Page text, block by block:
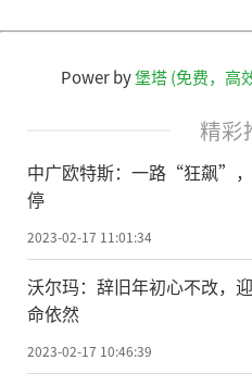
Power by堡塔 (免费，高
精彩
中广欧特斯：一路“狂飙”
停
2023-02-17 11:01:34
沃尔玛：辞旧年初心不改，
命依然
2023-02-17 10:46:39